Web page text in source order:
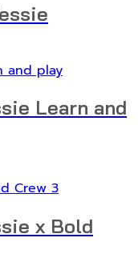
Learn and
x Bold